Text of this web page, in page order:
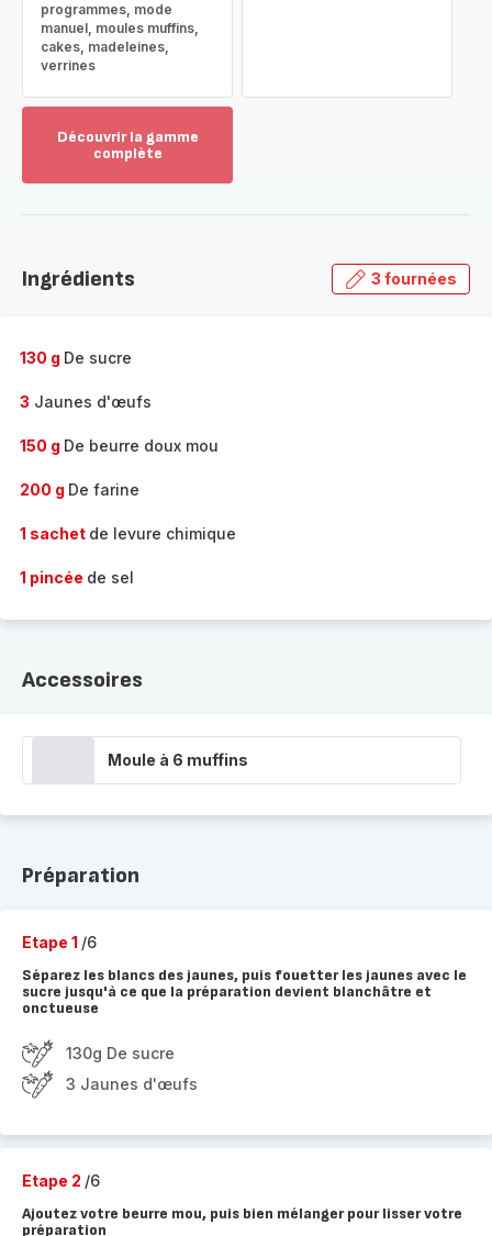
programmes, mode
manuel, moules muffins,
cakes, madeleines,
verrines
Découvrir la gamme
complète
gamme
Ingrédients 3 fournées
130 g De sucre
3 Jaunes d'œufs
150 g De beurre doux mou
200 g De farine
1 sachet de levure chimique
1 pincée de sel
Accessoires
Moule à 6 muffins
Préparation
Etape 1 /6
Séparez les blancs des jaunes, puis fouetter les jaunes avec le
sucre jusqu'à ce que la préparation devient blanchâtre et
onctueuse
130g De sucre
3 Jaunes d'œufs
Etape 2 /6
Ajoutez votre beurre mou, puis bien mélanger pour lisser votre
préparation